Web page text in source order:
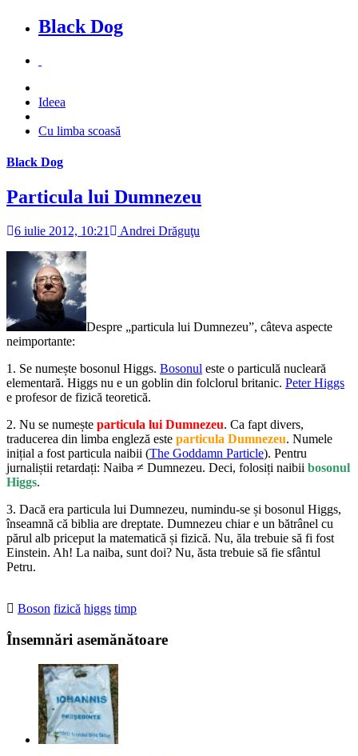
Black Dog
Ideea
Cu limba scoasă
Black Dog
Particula lui Dumnezeu
6 iulie 2012, 10:21 Andrei Drăguţu
Despre „particula lui Dumnezeu”, câteva aspecte
neimportante:
1. Se numește bosonul Higgs. Bosonul este o particulă nucleară
elementară. Higgs nu e un goblin din folclorul britanic. Peter Higgs
e profesor de fizică teoretică.
2. Nu se numește particula lui Dumnezeu. Ca fapt divers,
traducerea din limba engleză este particula Dumnezeu. Numele
inițial a fost particula naibii (The Goddamn Particle). Pentru
jurnaliștii retardați: Naiba ≠ Dumnezeu. Deci, folosiți naibii bosonul
Higgs.
3. Dacă era particula lui Dumnezeu, numindu-se și bosonul Higgs,
înseamnă că biblia are dreptate. Dumnezeu chiar e un bătrânel cu
părul alb priceput la matematică și fizică. Nu, ăla trebuie să fi fost
Einstein. Ah! La naiba, sunt doi? Nu, ăsta trebuie să fie sfântul
Petru.
Boson fizică higgs timp
Însemnări asemănătoare